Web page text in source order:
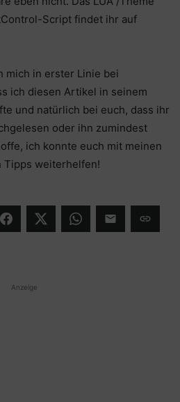
Script findet ihr auf
mich in erster Linie bei
ich diesen Artikel in seinem
und natürlich bei euch, dass ihr
oder ihn zumindest
ich konnte euch mit meinen
Tipps weiterhelfen!
Anzeige